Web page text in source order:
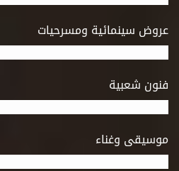
عروض سينمائية ومسرحيات
فنون شعبية
موسيقى وغناء